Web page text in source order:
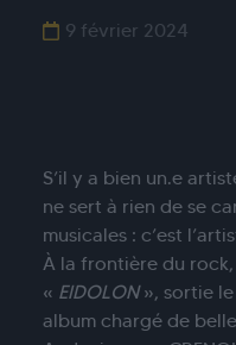
9 février 2024
S’il y a bien un.e
ne sert à rien de se
musicales : c’est
À la frontière du rock,
« EIDOLON», sortie le
album chargé de